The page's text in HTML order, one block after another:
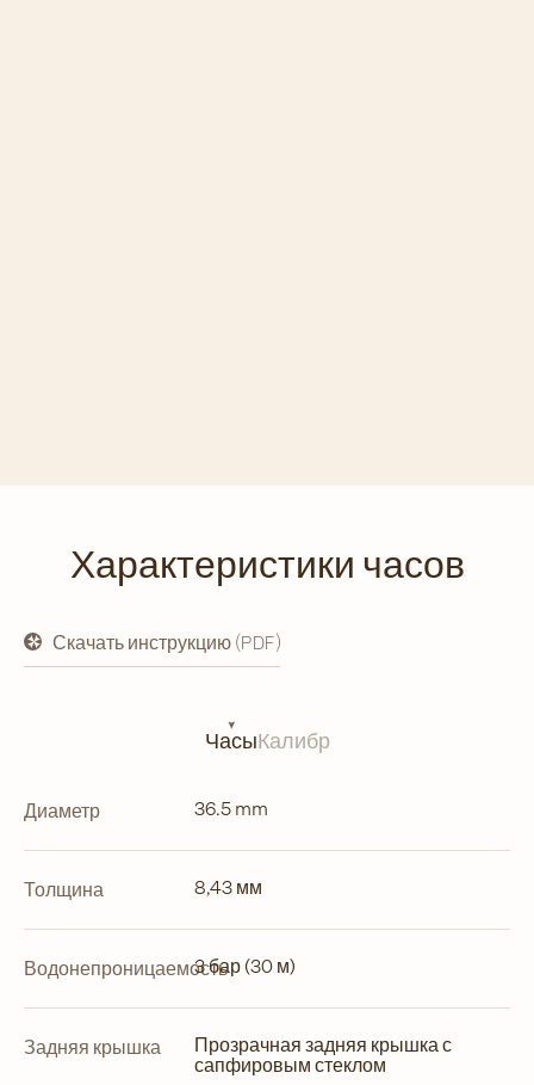
Характеристики часов
Скачать инструкцию (PDF)
открывается
в
ЧасыКалибр
Диаметр 36.5 mm
Толщина 8,43 мм
Водонепроницаемость3 бар (30 м)
Задняя крышка Прозрачная задняя крышка с
сапфировым стеклом